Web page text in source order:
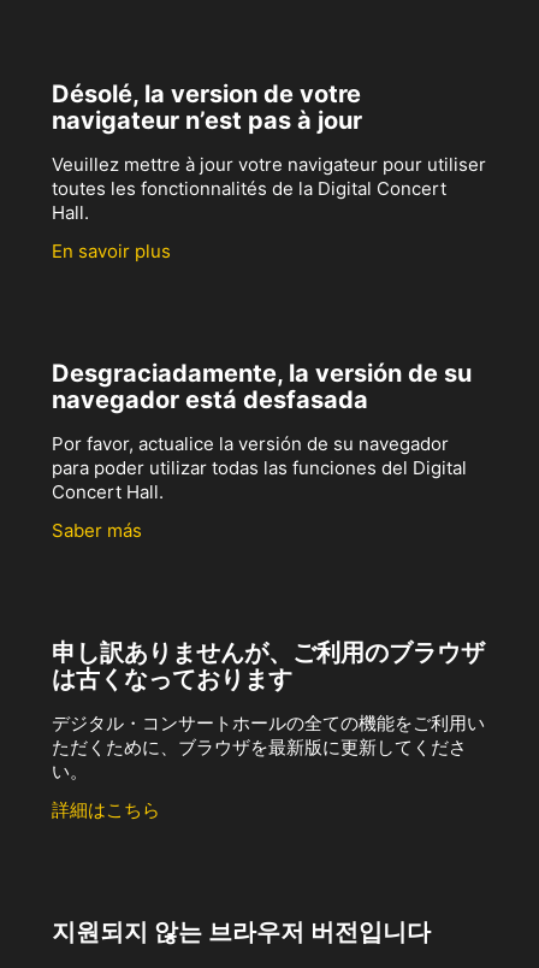
Désolé, la version de votre
navigateur n’est pas à jour
Veuillez mettre à jour votre navigateur pour utiliser
toutes les fonctionnalités de la Digital Concert
Hall.
En savoir plus
Desgraciadamente, la versión de su
navegador está desfasada
Por favor, actualice la versión de su navegador
para poder utilizar todas las funciones del Digital
Concert Hall.
Saber más
申し訳ありませんが、ご利用のブラウザ
は古くなっております
デジタル・コンサートホールの全ての機能をご利用い
ただくために、ブラウザを最新版に更新してくださ
い。
詳細はこちら
지원되지 않는 브라우저 버전입니다